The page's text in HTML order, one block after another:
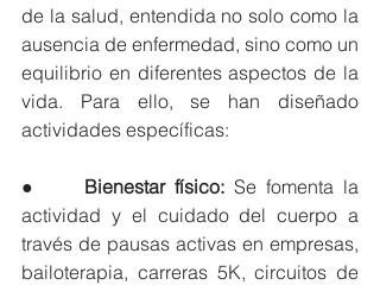
de la salud, entendida no solo como la
ausencia de enfermedad, sino como un
equilibrio en diferentes aspectos de la
vida. Para ello, se han diseñado
actividades específicas:
● Bienestar físico: Se fomenta la
actividad y el cuidado del cuerpo a
través de pausas activas en empresas,
bailoterapia, carreras 5K, circuitos de